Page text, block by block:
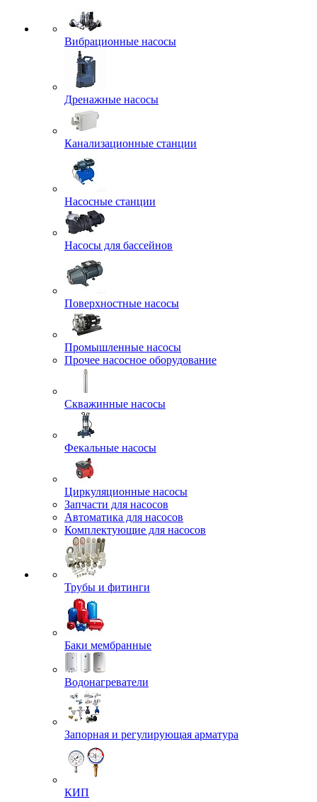
Вибрационные насосы
Дренажные насосы
Канализационные станции
Насосные станции
Насосы для бассейнов
Поверхностные насосы
Промышленные насосы
Прочее насосное оборудование
Скважинные насосы
Фекальные насосы
Циркуляционные насосы
Запчасти для насосов
Автоматика для насосов
Комплектующие для насосов
Трубы и фитинги
Баки мембранные
Водонагреватели
Запорная и регулирующая арматура
КИП